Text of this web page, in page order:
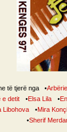
të tjerë nga •
e detit •Elsa Lila •
Libohova •Mira Konçi
•Sherif